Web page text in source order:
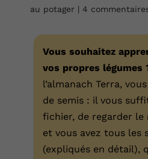
au potager | 4
Vous souhaitez
vos propres légumes
l’almanach Terra,
de semis : il vous
fichier, de regarder le
et vous avez tous les
(expliqués en détail),